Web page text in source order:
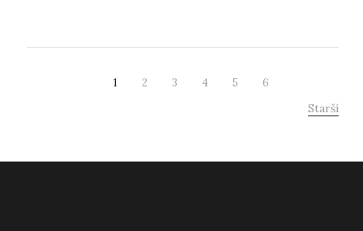
1 2 3 4 5 6
Starší